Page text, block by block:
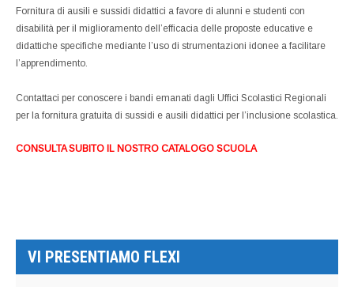
Fornitura di ausili e sussidi didattici a favore di alunni e studenti con
disabilità per il miglioramento dell’efficacia delle proposte educative e
didattiche specifiche mediante l’uso di strumentazioni idonee a facilitare
l’apprendimento.
Contattaci per conoscere i bandi emanati dagli Uffici Scolastici Regionali
per la fornitura gratuita di sussidi e ausili didattici per l’inclusione scolastica.
CONSULTA SUBITO IL NOSTRO CATALOGO SCUOLA
VI PRESENTIAMO FLEXI